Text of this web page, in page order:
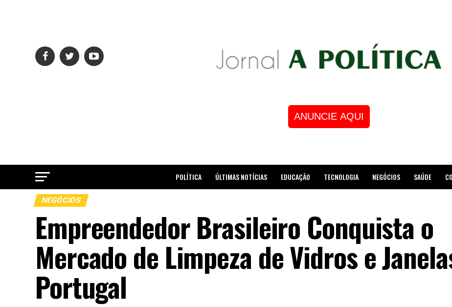
ANUNCIE AQUI
POLÍTICA ÚLTIMAS NOTÍCIAS EDUCAÇÃO TECNOLOGIA NEGÓCIOS SAÚDE
NEGÓCIOS
Empreendedor Brasileiro Conquista o
Mercado de Limpeza de Vidros e
Portugal